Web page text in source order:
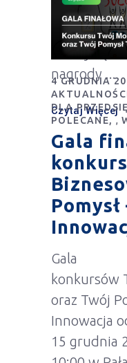
terenie
.
nagrody
Czytaj Więcej
4 GRUDNIA
DLA